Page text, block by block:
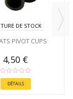
DE STOCK
PIVOT CUPS
4,50 €
DÉTAILS